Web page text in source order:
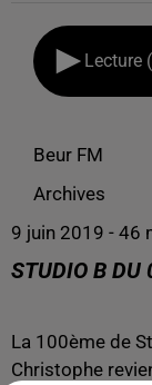
Lecture
Beur FM
Archives
9 juin 2019 - 46
STUDIO B
La 100ème de
Christophe